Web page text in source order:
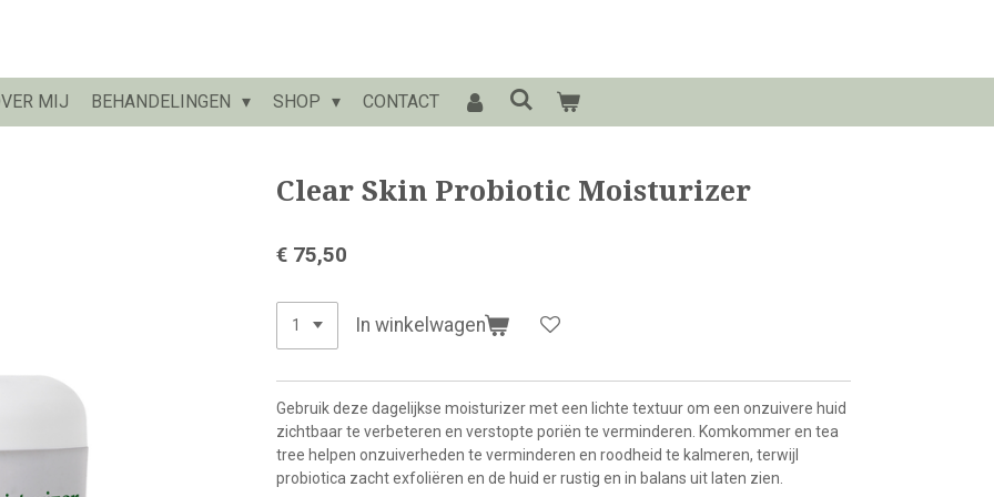
MIJ BEHANDELINGEN SHOP CONTACT
Clear Skin Probiotic Moisturizer
€ 75,50
In winkelwagen
Gebruik deze dagelijkse moisturizer met een lichte textuur om een onzuivere huid
zichtbaar te verbeteren en verstopte poriën te verminderen. Komkommer en tea
tree helpen onzuiverheden te verminderen en roodheid te kalmeren, terwijl
probiotica zacht exfoliëren en de huid er rustig en in balans uit laten zien.